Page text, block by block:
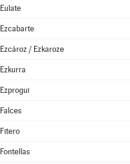
Eulate
Ezcabarte
Ezcároz / Ezkaroze
Ezkurra
Ezprogui
Falces
Fitero
Fontellas